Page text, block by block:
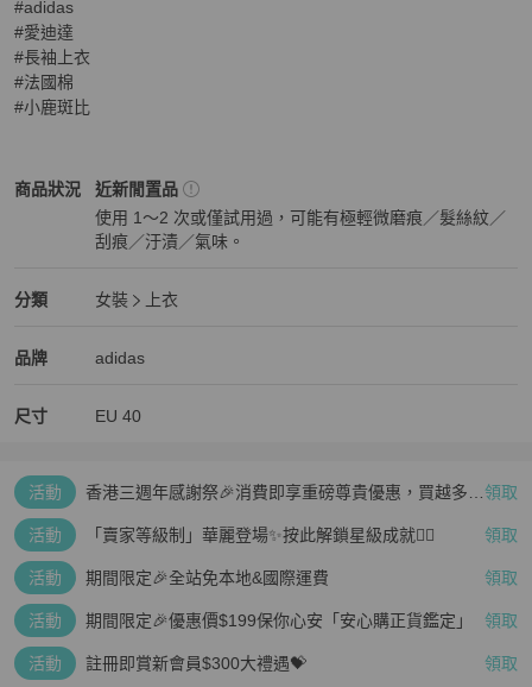
#adidas
#愛迪達
#長袖上衣
#法國棉
#小鹿斑比
商品狀況
adidas女裝商品狀態與細節
近新閒置品
使用 1～2 次或僅試用過，可能有極輕微磨痕／髮絲紋／
刮痕／汙漬／氣味。
分類
adidas 分類資訊
女裝
上衣
品牌
adidas 精品女裝品牌介紹
adidas
adidas 推薦清單
尺寸 EU 40
活動
香港三週年感謝祭🎉消費即享重磅尊貴優惠，買越多、 領取
活動 「賣家等級制」華麗登場✨按此解鎖星級成就👆🏻 領取
活動 期間限定🎉全站免本地&國際運費 領取
活動 期間限定🎉優惠價$199保你心安「安心購正貨鑑定」 領取
活動 註冊即賞新會員$300大禮遇💝 領取